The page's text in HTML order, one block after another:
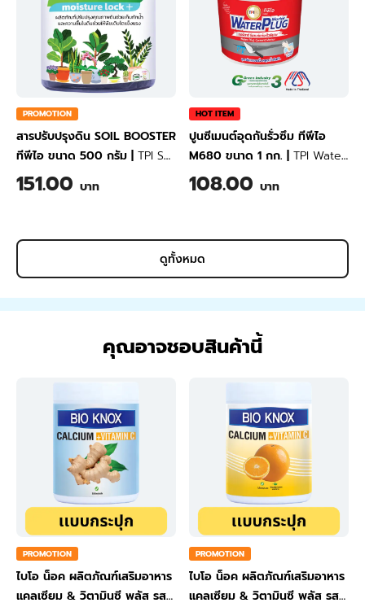
PROMOTION
สารปรับปรุงดิน SOIL BOOSTER
ทีพีไอ ขนาด 500 กรัม
TPI Soil
Conditioner SOIL BOOSTER
MOISTURE LOCK 500 Gram
151.00 บาท
HOT ITEM
ปูนซีเมนต์อุดกันรั่วซึม ทีพีไอ
M680 ขนาด 1 กก.
TPI Water
Plug Cement M680 1 kg
108.00 บาท
ดูทั้งหมด
คุณอาจชอบสินค้านี้
PROMOTION
ไบโอ น็อค ผลิตภัณฑ์เสริมอาหาร
แคลเซียม & วิตามินซี พลัส รส
PROMOTION
ไบโอ น็อค ผลิตภัณฑ์เสริมอาหาร
แคลเซียม & วิตามินซี พลัส รส